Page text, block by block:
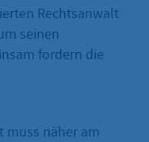
Rechtsanwalt
seinen
fordern die
muss näher am